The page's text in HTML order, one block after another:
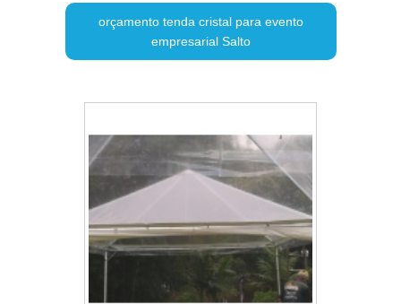
orçamento tenda cristal para evento
empresarial Salto